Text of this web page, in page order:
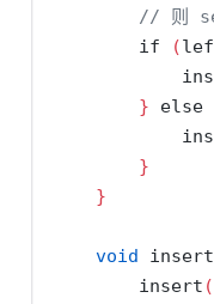
// 则
if
(
}
else
}
}
void insert
        insert
(